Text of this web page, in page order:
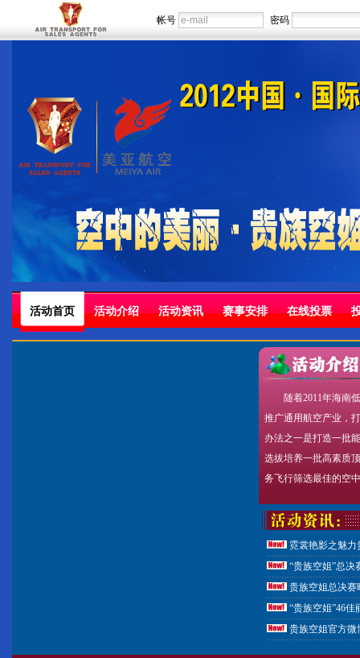
帐号 密码
活动首页 活动介绍 活动资讯 赛事安排 在线投票
随着2011年海南
推广通用航空产业，
办法之一是打造一批
选拔培养一批高素质
务飞行筛选最佳的空中
霓裳艳影之魅
“贵族空姐”总决
贵族空姐总决赛
“贵族空姐”46佳
贵族空姐官方微